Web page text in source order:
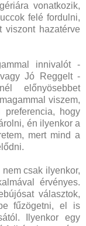
vonatkozik,
felé fordulni,
viszont hazatérve
innivalót -
Jó Reggelt -
előnyösebbet
viszem,
hogy
én ilyenkor a
mert mind a
csak ilyenkor,
érvényes.
választok,
fűzögetni, el is
Ilyenkor egy